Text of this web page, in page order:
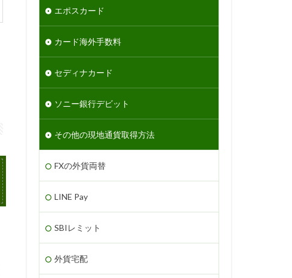
エポスカード
カード海外手数料
セディナカード
ソニー銀行デビット
その他の現地通貨取得方法
FXの外貨両替
LINE Pay
SBIレミット
外貨宅配